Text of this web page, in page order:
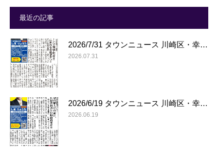
最近の記事
2026/7/31 タウンニュース 川崎区・幸…
2026.07.31
2026/6/19 タウンニュース 川崎区・幸…
2026.06.19